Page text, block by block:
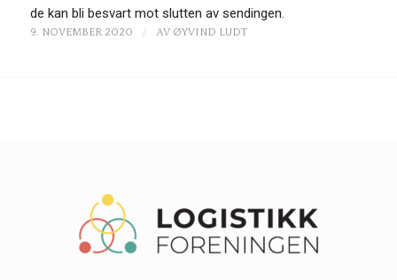
de kan bli besvart mot slutten av sendingen.
9. NOVEMBER 2020 / AV ØYVIND LUDT